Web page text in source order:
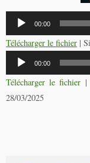
Lecteur
audio
00:00
Télécharger le fichier |
Lecteur
audio
00:00
Télécharger le fichier |
28/03/2025